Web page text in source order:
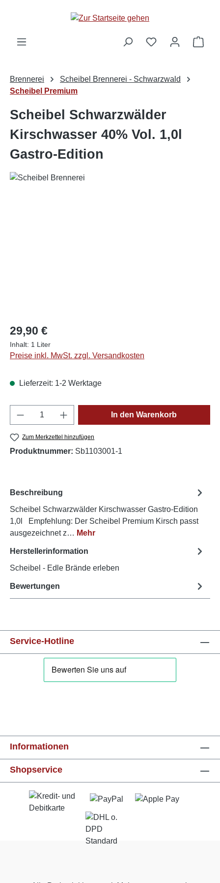
Brennerei
Scheibel Brennerei - Schwarzwald
Scheibel Premium
Scheibel Schwarzwälder
Kirschwasser 40% Vol. 1,0l
Gastro-Edition
29,90 €
Inhalt: 1 Liter
Preise inkl. MwSt. zzgl. Versandkosten
Lieferzeit: 1-2 Werktage
Produkt Anzahl: Gib den gewünschten
In den Warenkorb
Zum Merkzettel hinzufügen
Produktnummer: Sb1103001-1
Beschreibung
Scheibel Schwarzwälder Kirschwasser Gastro-Edition
1,0l Empfehlung: Der Scheibel Premium Kirsch passt
ausgezeichnet z… Mehr
Herstellerinformation
Scheibel - Edle Brände erleben
Bewertungen
Service-Hotline
Informationen
Shopservice